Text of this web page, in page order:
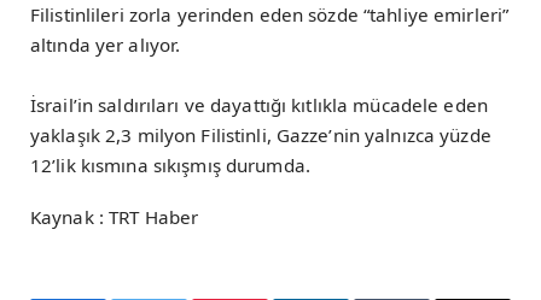
Filistinlileri zorla yerinden eden sözde “tahliye emirleri”
altında yer alıyor.
İsrail’in saldırıları ve dayattığı kıtlıkla mücadele eden
yaklaşık 2,3 milyon Filistinli, Gazze’nin yalnızca yüzde
12’lik kısmına sıkışmış durumda.
Kaynak : TRT Haber